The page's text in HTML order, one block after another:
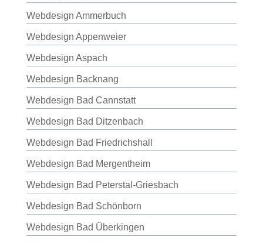
Webdesign Ammerbuch
Webdesign Appenweier
Webdesign Aspach
Webdesign Backnang
Webdesign Bad Cannstatt
Webdesign Bad Ditzenbach
Webdesign Bad Friedrichshall
Webdesign Bad Mergentheim
Webdesign Bad Peterstal-Griesbach
Webdesign Bad Schönborn
Webdesign Bad Überkingen